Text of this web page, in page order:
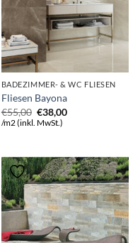
BADEZIMMER- & WC FLIESEN
Fliesen Bayona
€55,00 Ursprünglicher
Preis
€38,00Aktueller
/m2 (inkl. MwSt.)